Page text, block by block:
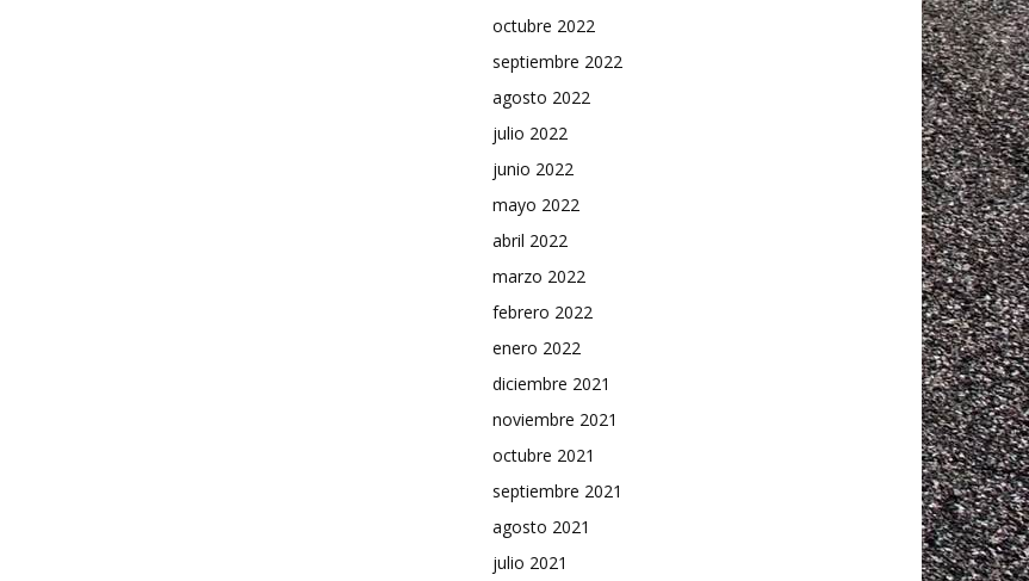
octubre 2022
septiembre 2022
agosto 2022
julio 2022
junio 2022
mayo 2022
abril 2022
marzo 2022
febrero 2022
enero 2022
diciembre 2021
noviembre 2021
octubre 2021
septiembre 2021
agosto 2021
julio 2021